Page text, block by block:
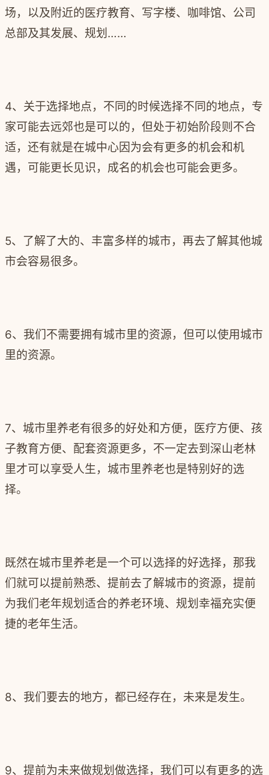
场，以及附近的医疗教育、写字楼、咖啡馆、公司
总部及其发展、规划……
4、关于选择地点，不同的时候选择不同的地点，专
家可能去远郊也是可以的，但处于初始阶段则不合
适，还有就是在城中心因为会有更多的机会和机
遇，可能更长见识，成名的机会也可能会更多。
5、了解了大的、丰富多样的城市，再去了解其他城
市会容易很多。
6、我们不需要拥有城市里的资源，但可以使用城市
里的资源。
7、城市里养老有很多的好处和方便，医疗方便、孩
子教育方便、配套资源更多，不一定去到深山老林
里才可以享受人生，城市里养老也是特别好的选
择。
既然在城市里养老是一个可以选择的好选择，那我
们就可以提前熟悉、提前去了解城市的资源，提前
为我们老年规划适合的养老环境、规划幸福充实便
捷的老年生活。
8、我们要去的地方，都已经存在，未来是发生。
9、提前为未来做规划做选择，我们可以有更多的选